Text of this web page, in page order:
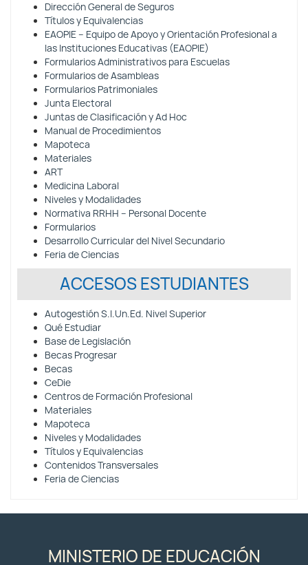
Dirección General de Seguros
Títulos y Equivalencias
EAOPIE – Equipo de Apoyo y Orientación Profesional a
las Instituciones Educativas (EAOPIE)
Formularios Administrativos para Escuelas
Formularios de Asambleas
Formularios Patrimoniales
Junta Electoral
Juntas de Clasificación y Ad Hoc
Manual de Procedimientos
Mapoteca
Materiales
ART
Medicina Laboral
Niveles y Modalidades
Normativa RRHH – Personal Docente
Formularios
Desarrollo Curricular del Nivel Secundario
Feria de Ciencias
ACCESOS ESTUDIANTES
Autogestión S.I.Un.Ed. Nivel Superior
Qué Estudiar
Base de Legislación
Becas Progresar
Becas
CeDie
Centros de Formación Profesional
Materiales
Mapoteca
Niveles y Modalidades
Títulos y Equivalencias
Contenidos Transversales
Feria de Ciencias
MINISTERIO DE EDUCACIÓN